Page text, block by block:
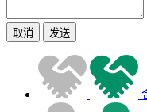
取消 发送